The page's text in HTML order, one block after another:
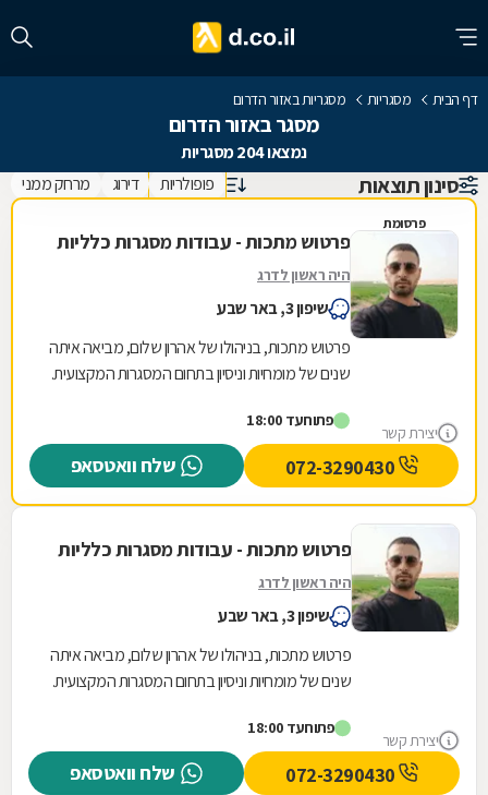
דף הבית מסגריות מסגריות באזור הדרום
מסגר באזור הדרום
נמצאו 204 מסגריות
סינון תוצאות פופולריות דירוג מרחק ממני
פרסומת
יצירת קשר
פרטוש מתכות - עבודות מסגרות כלליות
היה ראשון לדרג
שיפון 3, באר שבע
פרטוש מתכות, בניהולו של אהרון שלום, מביאה איתה
שנים של מומחיות וניסיון בתחום המסגרות המקצועית.
פתוחעד 18:00
שלח וואטסאפ
יצירת קשר
פרטוש מתכות - עבודות מסגרות כלליות
היה ראשון לדרג
שיפון 3, באר שבע
פרטוש מתכות, בניהולו של אהרון שלום, מביאה איתה
שנים של מומחיות וניסיון בתחום המסגרות המקצועית.
פתוחעד 18:00
שלח וואטסאפ